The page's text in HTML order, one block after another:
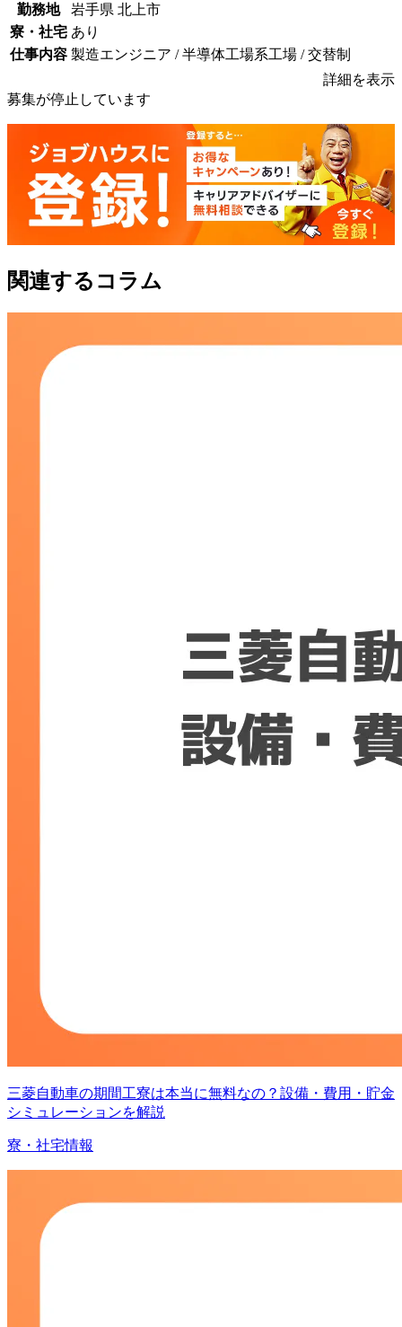
勤務地
岩手県 北上市
寮・社宅 あり
仕事内容 製造エンジニア / 半導体工場系工場 / 交替制
詳細を表示
募集が停止しています
関連するコラム
三菱自動車の期間工寮は本当に無料なの？設備・費用・貯金
シミュレーションを解説
寮・社宅情報